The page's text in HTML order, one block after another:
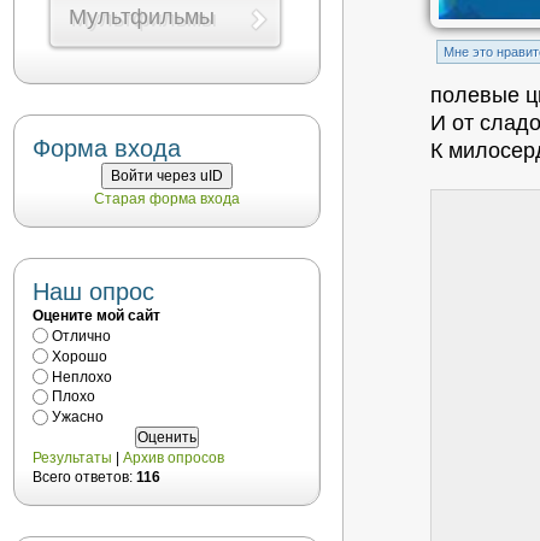
Mне это
полевые
И от
К
Мультфильмы
Форма входа
Войти через uID
Старая форма входа
Наш опрос
Оцените мой сайт
Отлично
Хорошо
Неплохо
Плохо
Ужасно
Результаты
Архив опросов
Всего ответов: 116